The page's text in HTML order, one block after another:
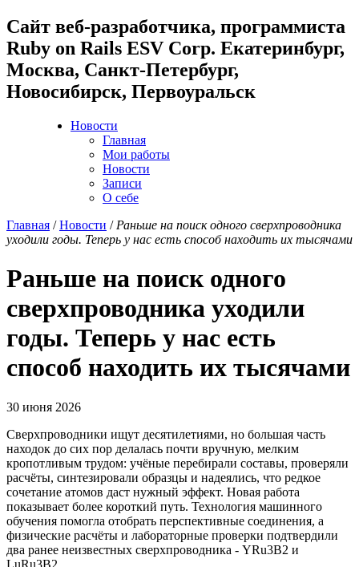
Cайт веб-разработчика, программиста
Ruby on Rails ESV Corp. Екатеринбург,
Москва, Санкт-Петербург,
Новосибирск, Первоуральск
Новости
Главная
Мои работы
Новости
Записи
О себе
Главная /Новости / Раньше на поиск одного сверхпроводника
уходили годы. Теперь у нас есть способ находить их тысячами
Раньше на поиск одного
сверхпроводника уходили
годы. Теперь у нас есть
способ находить их тысячами
30 июня 2026
Сверхпроводники ищут десятилетиями, но большая часть
находок до сих пор делалась почти вручную, мелким
кропотливым трудом: учёные перебирали составы, проверяли
расчёты, синтезировали образцы и надеялись, что редкое
сочетание атомов даст нужный эффект. Новая работа
показывает более короткий путь. Технология машинного
обучения помогла отобрать перспективные соединения, а
физические расчёты и лабораторные проверки подтвердили
два ранее неизвестных сверхпроводника - YRu3B2 и
LuRu3B2.